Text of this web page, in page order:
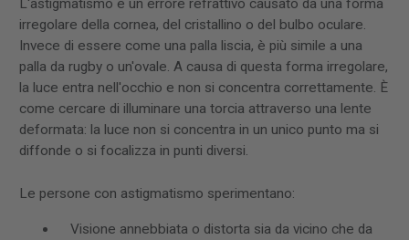
L'astigmatismo è un errore refrattivo causato da una forma
irregolare della cornea, del cristallino o del bulbo oculare.
Invece di essere come una palla liscia, è più simile a una
palla da rugby o un'ovale. A causa di questa forma irregolare,
la luce entra nell'occhio e non si concentra correttamente. È
come cercare di illuminare una torcia attraverso una lente
deformata: la luce non si concentra in un unico punto ma si
diffonde o si focalizza in punti diversi.
Le persone con astigmatismo sperimentano:
Visione annebbiata o distorta sia da vicino che da